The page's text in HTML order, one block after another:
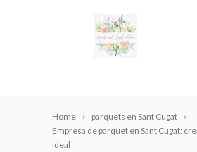
Home
parquets en Sant Cugat
Empresa de parquet en Sant Cugat:
ideal